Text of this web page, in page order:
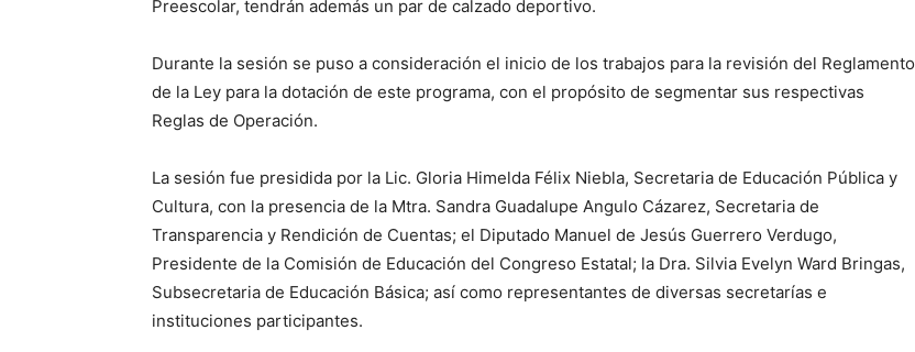
Preescolar, tendrán además un par de calzado deportivo.
Durante la sesión se puso a consideración el inicio de los trabajos para la revisión del Reglamento
de la Ley para la dotación de este programa, con el propósito de segmentar sus respectivas
Reglas de Operación.
La sesión fue presidida por la Lic. Gloria Himelda Félix Niebla, Secretaria de Educación Pública y
Cultura, con la presencia de la Mtra. Sandra Guadalupe Angulo Cázarez, Secretaria de
Transparencia y Rendición de Cuentas; el Diputado Manuel de Jesús Guerrero Verdugo,
Presidente de la Comisión de Educación del Congreso Estatal; la Dra. Silvia Evelyn Ward Bringas,
Subsecretaria de Educación Básica; así como representantes de diversas secretarías e
instituciones participantes.